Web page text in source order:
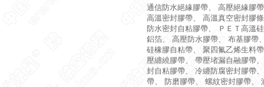
通信防水絕緣膠帶、 高壓絕緣膠帶
高溫密封膠帶、 高溫真空密封膠條
防水密封自粘膠帶、
ＰＥＴ高溫
鋁箔、 高壓防水膠帶、 布基膠帶
硅橡膠自粘帶、 聚四氟乙烯生料帶
壓纏繞膠帶、 帶壓堵漏自融膠帶
封自粘膠帶、 冷纏防腐密封膠帶
帶、 防磨膠帶、 螺紋密封膠帶、